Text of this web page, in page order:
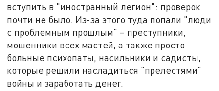
вступить в "иностранный легион": проверок
почти не было. Из-за этого туда попали "люди
с проблемным прошлым" – преступники,
мошенники всех мастей, а также просто
больные психопаты, насильники и садисты,
которые решили насладиться "прелестями"
войны и заработать денег.